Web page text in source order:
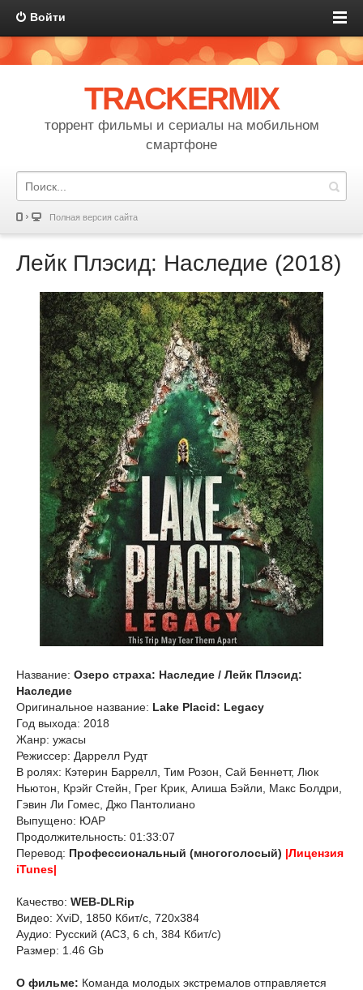
Войти
TRACKERMIX
торрент фильмы и сериалы на мобильном
смартфоне
Полная версия сайта
Лейк Плэсид: Наследие (2018)
Название: Озеро страха: Наследие / Лейк Плэсид:
Наследие
Оригинальное название: Lake Placid: Legacy
Год выхода: 2018
Жанр: ужасы
Режиссер: Даррелл Рудт
В ролях: Кэтерин Баррелл, Тим Розон, Сай Беннетт, Люк
Ньютон, Крэйг Стейн, Грег Крик, Алиша Бэйли, Макс Болдри,
Гэвин Ли Гомес, Джо Пантолиано
Выпущено: ЮАР
Продолжительность: 01:33:07
Перевод: Профессиональный (многоголосый) |Лицензия
iTunes|
Качество: WEB-DLRip
Видео: XviD, 1850 Кбит/с, 720x384
Аудио: Русский (AC3, 6 ch, 384 Кбит/с)
Размер: 1.46 Gb
О фильме: Команда молодых экстремалов отправляется